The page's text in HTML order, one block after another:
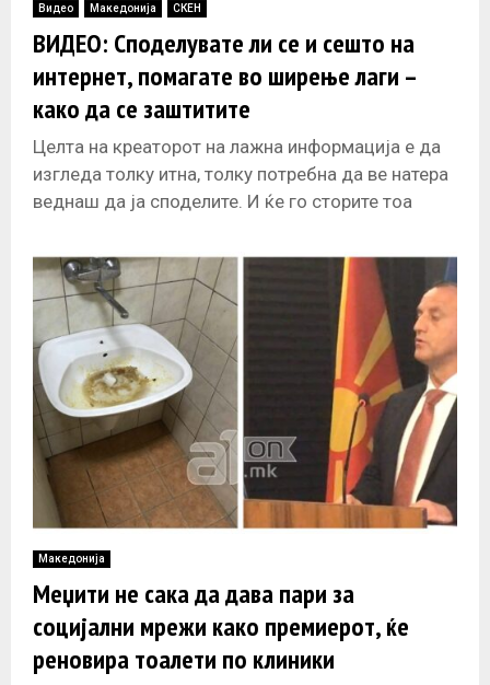
Видео Македонија СКЕН
ВИДЕО: Споделувате ли се и сешто на
интернет, помагате во ширење лаги –
како да се заштитите
Целта на креаторот на лажна информација е да
изгледа толку итна, толку потребна да ве натера
веднаш да ја споделите. И ќе го сторите тоа
Македонија
Меџити не сака да дава пари за
социјални мрежи како премиерот, ќе
реновира тоалети по клиники